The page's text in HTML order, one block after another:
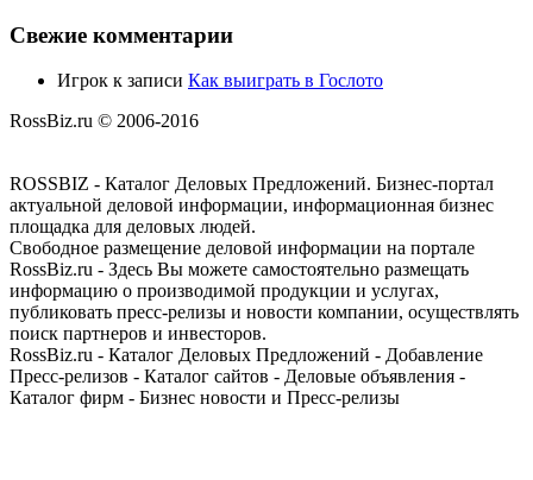
Свежие комментарии
Игрок к записи Как выиграть в Гослото
RossBiz.ru © 2006-2016
ROSSBIZ - Каталог Деловых Предложений. Бизнес-портал
актуальной деловой информации, информационная бизнес
площадка для деловых людей.
Свободное размещение деловой информации на портале
RossBiz.ru - Здесь Вы можете самостоятельно размещать
информацию о производимой продукции и услугах,
публиковать пресс-релизы и новости компании, осуществлять
поиск партнеров и инвесторов.
RossBiz.ru - Каталог Деловых Предложений - Добавление
Пресс-релизов - Каталог сайтов - Деловые объявления -
Каталог фирм - Бизнес новости и Пресс-релизы